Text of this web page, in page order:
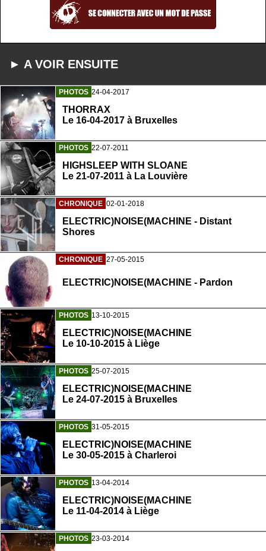
► A VOIR ENSUITE
PHOTOS 24-04-2017
THORRAX
Le 16-04-2017 à Bruxelles
PHOTOS 22-07-2011
HIGHSLEEP WITH SLOANE
Le 21-07-2011 à La Louvière
CHRONIQUE 02-01-2018
ELECTRIC)NOISE(MACHINE - Distant
Shores
CHRONIQUE 27-05-2015
ELECTRIC)NOISE(MACHINE - Pardon
PHOTOS 13-10-2015
ELECTRIC)NOISE(MACHINE
Le 10-10-2015 à Liège
PHOTOS 25-07-2015
ELECTRIC)NOISE(MACHINE
Le 24-07-2015 à Bruxelles
PHOTOS 31-05-2015
ELECTRIC)NOISE(MACHINE
Le 30-05-2015 à Charleroi
PHOTOS 13-04-2014
ELECTRIC)NOISE(MACHINE
Le 11-04-2014 à Liège
PHOTOS 23-03-2014